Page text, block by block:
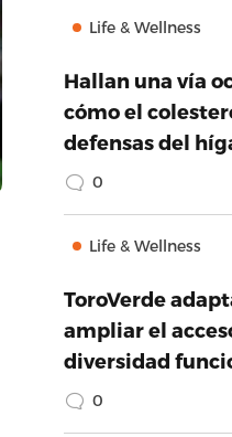
Life & Wellness
Hallan una vía
cómo el
defensas del
0
Life & Wellness
ToroVerde
ampliar el
diversidad
0